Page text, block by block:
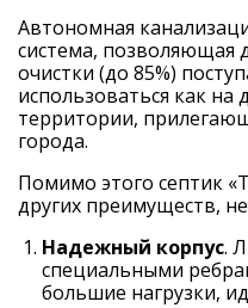
Автономная
система, позволяющая
очистки (до 85%)
использоваться как на
территории,
города.
Помимо этого септик
других преимуществ,
Надежный корпус.
специальными
большие нагрузки,